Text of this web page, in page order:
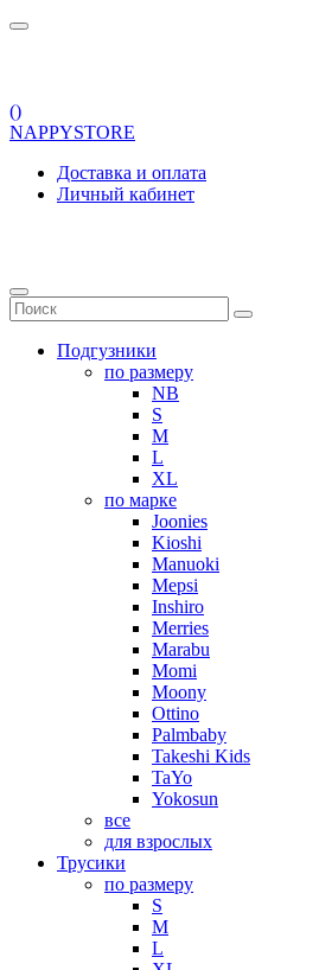
()
NAPPYSTORE
Доставка и оплата
Личный кабинет
Подгузники
по размеру
NB
S
M
L
XL
по марке
Joonies
Kioshi
Manuoki
Mepsi
Inshiro
Merries
Marabu
Momi
Moony
Ottino
Palmbaby
Takeshi Kids
TaYo
Yokosun
все
для взрослых
Трусики
по размеру
S
M
L